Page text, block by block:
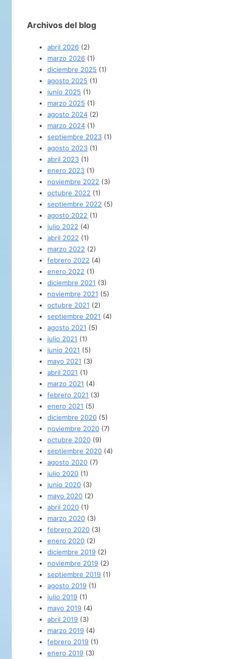
Archivos del blog
abril 2026 (2)
marzo 2026 (1)
diciembre 2025 (1)
agosto 2025 (1)
junio 2025 (1)
marzo 2025 (1)
agosto 2024 (2)
marzo 2024 (1)
septiembre 2023 (1)
agosto 2023 (1)
abril 2023 (1)
enero 2023 (1)
noviembre 2022 (3)
octubre 2022 (1)
septiembre 2022 (5)
agosto 2022 (1)
julio 2022 (4)
abril 2022 (1)
marzo 2022 (2)
febrero 2022 (4)
enero 2022 (1)
diciembre 2021 (3)
noviembre 2021 (5)
octubre 2021 (2)
septiembre 2021 (4)
agosto 2021 (5)
julio 2021 (1)
junio 2021 (5)
mayo 2021 (3)
abril 2021 (1)
marzo 2021 (4)
febrero 2021 (3)
enero 2021 (5)
diciembre 2020 (5)
noviembre 2020 (7)
octubre 2020 (9)
septiembre 2020 (4)
agosto 2020 (7)
julio 2020 (1)
junio 2020 (3)
mayo 2020 (2)
abril 2020 (1)
marzo 2020 (3)
febrero 2020 (3)
enero 2020 (2)
diciembre 2019 (2)
noviembre 2019 (2)
septiembre 2019 (1)
agosto 2019 (1)
julio 2019 (1)
mayo 2019 (4)
abril 2019 (3)
marzo 2019 (4)
febrero 2019 (1)
enero 2019 (3)